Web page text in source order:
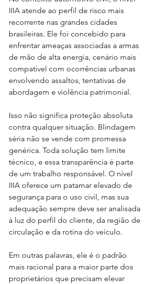
IIIA atende ao perfil de risco mais
recorrente nas grandes cidades
brasileiras. Ele foi concebido para
enfrentar ameaças associadas a armas
de mão de alta energia, cenário mais
compatível com ocorrências urbanas
envolvendo assaltos, tentativas de
abordagem e violência patrimonial.
Isso não significa proteção absoluta
contra qualquer situação. Blindagem
séria não se vende com promessa
genérica. Toda solução tem limite
técnico, e essa transparência é parte
de um trabalho responsável. O nível
IIIA oferece um patamar elevado de
segurança para o uso civil, mas sua
adequação sempre deve ser analisada
à luz do perfil do cliente, da região de
circulação e da rotina do veículo.
Em outras palavras, ele é o padrão
mais racional para a maior parte dos
proprietários que precisam elevar